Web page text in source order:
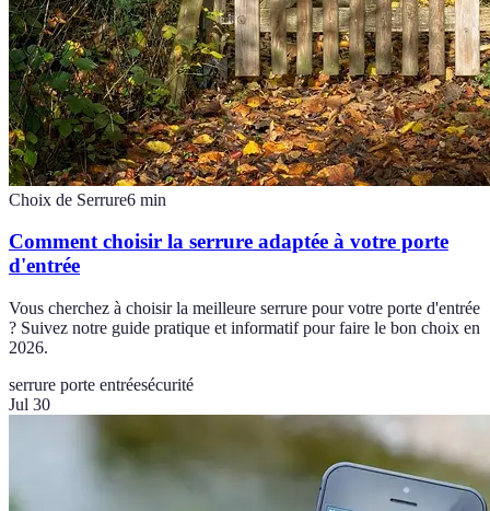
Choix de Serrure6 min
Comment choisir la serrure adaptée à votre porte
d'entrée
Vous cherchez à choisir la meilleure serrure pour votre porte d'entrée
? Suivez notre guide pratique et informatif pour faire le bon choix en
2026.
serrure porte entréesécurité
Jul 30